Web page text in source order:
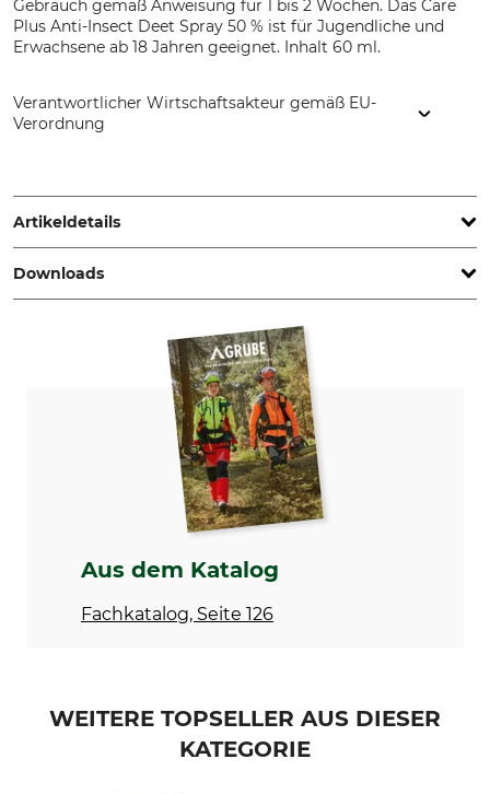
Gebrauch gemäß Anweisung für 1 bis 2 Wochen. Das Care
Plus Anti-Insect Deet Spray 50 % ist für Jugendliche und
Erwachsene ab 18 Jahren geeignet. Inhalt 60 ml.
Verantwortlicher Wirtschaftsakteur gemäß EU-
Verordnung
Netherlands, www.careplus.eu
Artikeldetails
Marke
Care Plus
19
Produkttyp
Anti-Insect-Spray
Modellbezeichnung
Inhalt
60 ml
Downloads
Sicherheitsdatenblatt | SD_97-232.pdf
Aus dem Katalog
Fachkatalog, Seite 126
WEITERE TOPSELLER AUS DIESER
KATEGORIE